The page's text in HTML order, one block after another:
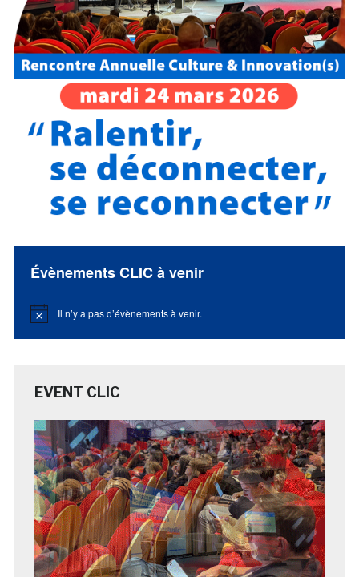
Évènements CLIC à venir
Notice Il n’y a pas d’évènements à venir.
EVENT CLIC